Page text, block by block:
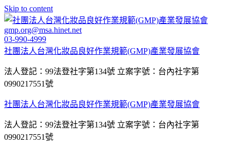
Skip to content
gmp.org@msa.hinet.net
03-990-4999
社團法人台灣化妝品良好作業規範(GMP)產業發展協會
法人登記：99法登社字第134號 立案字號：台內社字第
0990217551號
社團法人台灣化妝品良好作業規範(GMP)產業發展協會
法人登記：99法登社字第134號 立案字號：台內社字第
0990217551號